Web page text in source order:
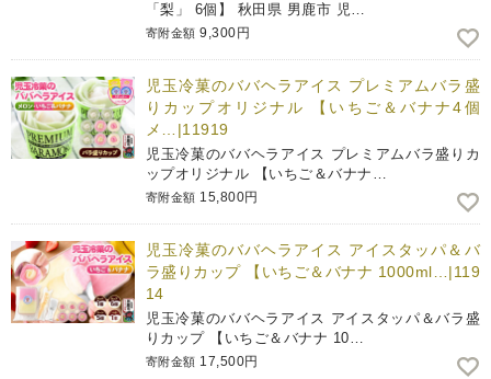
「梨」 6個】 秋田県 男鹿市 児…
寄附金額 9,300円
児玉冷菓のババヘラアイス プレミアムバラ盛
りカップオリジナル 【いちご＆バナナ4個
メ…|11919
児玉冷菓のババヘラアイス プレミアムバラ盛りカ
ップオリジナル 【いちご＆バナナ…
寄附金額 15,800円
児玉冷菓のババヘラアイス アイスタッパ＆バ
ラ盛りカップ 【いちご＆バナナ 1000ml…|119
14
児玉冷菓のババヘラアイス アイスタッパ＆バラ盛
りカップ 【いちご＆バナナ 10…
寄附金額 17,500円